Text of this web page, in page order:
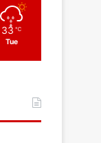
33 ℃
Tue